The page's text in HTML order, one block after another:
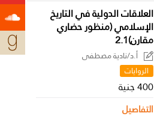
العلاقات الدولية في التاريخ
الإسلامي (منظور حضاري
مقارن)2.1
أ.د/نادية مصطفى
الروايات
400 جنية
التفاصيل